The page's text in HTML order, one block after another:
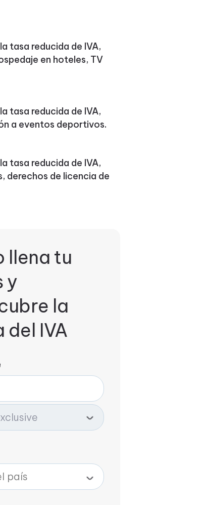
tasa reducida de IVA,
en hoteles, TV
tasa reducida de IVA,
a eventos deportivos.
tasa reducida de IVA,
derechos de licencia de
llena tu
y
la
del IVA